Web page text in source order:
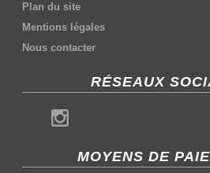
Plan du site
Mentions légales
Nous contacter
RÉSEAUX
MOYENS DE